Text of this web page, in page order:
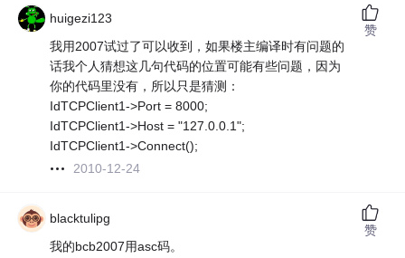
huigezi123
我用2007试过了可以收到，如果楼主编译时有问题的
话我个人猜想这几句代码的位置可能有些问题，因为
你的代码里没有，所以只是猜测：
IdTCPClient1->Port = 8000;
IdTCPClient1->Host = "127.0.0.1";
IdTCPClient1->Connect();
2010-12-24
赞
blacktulipg
我的bcb2007用asc码。
赞